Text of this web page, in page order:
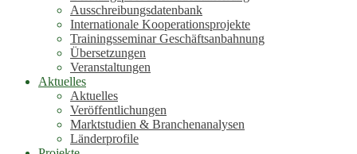
Ausschreibungsdatenbank
Internationale Kooperationsprojekte
Trainingsseminar Geschäftsanbahnung
Übersetzungen
Veranstaltungen
Aktuelles
Aktuelles
Veröffentlichungen
Marktstudien & Branchenanalysen
Länderprofile